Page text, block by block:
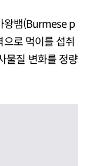
왕뱀(Burmese p
로 먹이를 섭취
물질 변화를 정량